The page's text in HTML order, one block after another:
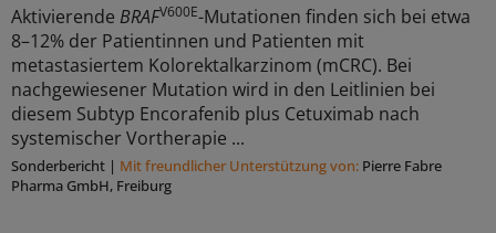
Aktivierende BRAFV600E-Mutationen finden sich bei etwa
8–12% der Patientinnen und Patienten mit
metastasiertem Kolorektalkarzinom (mCRC). Bei
nachgewiesener Mutation wird in den Leitlinien bei
diesem Subtyp Encorafenib plus Cetuximab nach
systemischer Vortherapie ...
Sonderbericht | Mit freundlicher Unterstützung von: Pierre Fabre
Pharma GmbH, Freiburg